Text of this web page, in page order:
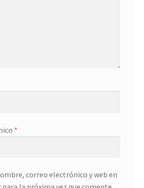
*
correo electrónico y web en